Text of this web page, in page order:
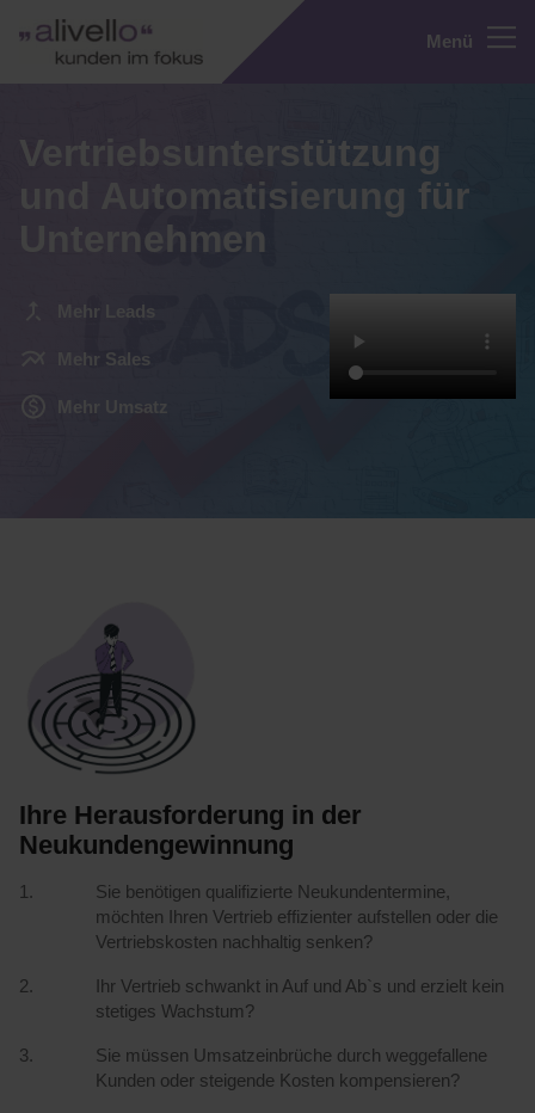
Menü
Vertriebsunterstützung
und Automatisierung für
Unternehmen
Mehr Leads
Mehr Sales
Mehr Umsatz
Ihre Herausforderung in der
Neukundengewinnung
Sie benötigen qualifizierte Neukundentermine,
möchten Ihren Vertrieb effizienter aufstellen oder die
Vertriebskosten nachhaltig senken?
Ihr Vertrieb schwankt in Auf und Ab`s und erzielt kein
stetiges Wachstum?
Sie müssen Umsatzeinbrüche durch weggefallene
Kunden oder steigende Kosten kompensieren?